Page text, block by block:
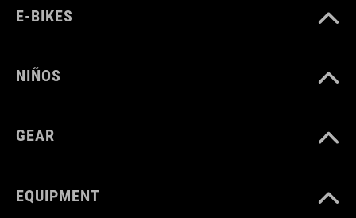
E-BIKES
NIÑOS
GEAR
EQUIPMENT